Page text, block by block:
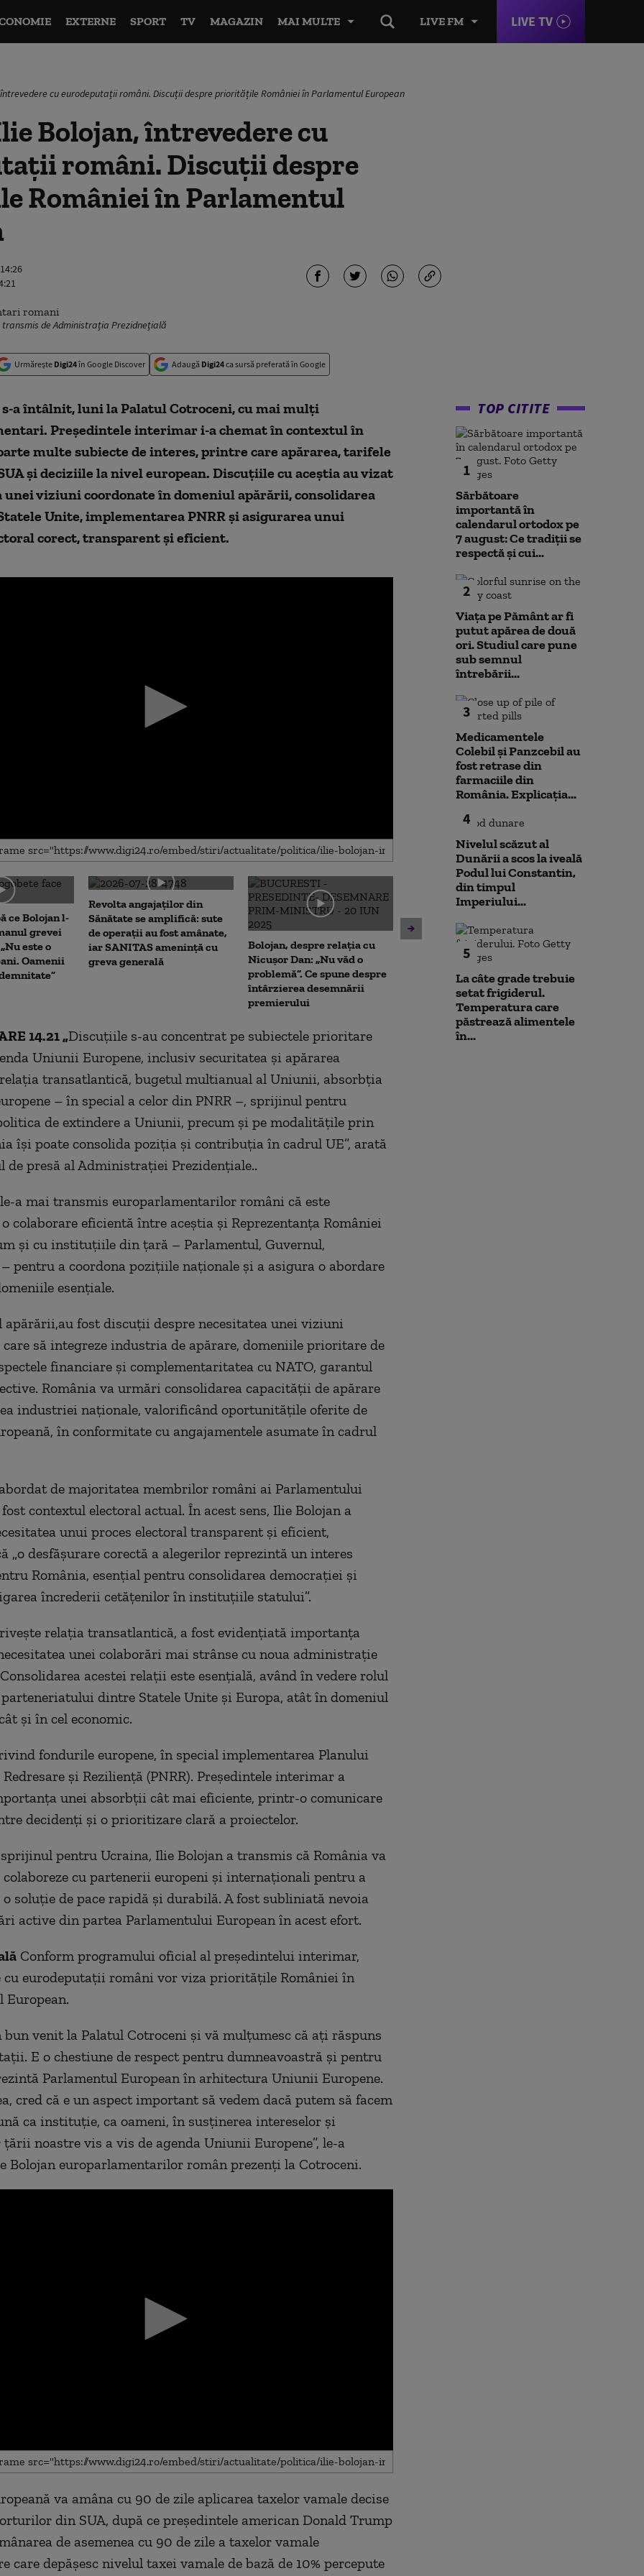
LIVE FM LIVE TV
EXTERNE SPORT TV MAGAZIN MAI MULTE
cu eurodeputații români. Discuții despre prioritățile României în Parlamentul European
Bolojan, întrevedere cu
români. Discuții despre
României în Parlamentul
de Administrația Prezidnețială
Urmărește Digi24în Google Discover Adaugă Digi24ca sursă preferată în Google
a întâlnit, luni la Palatul Cotroceni, cu mai mulți
Președintele interimar i-a chemat în contextul în
multe subiecte de interes, printre care apărarea, tarifele
și deciziile la nivel european. Discuțiile cu aceștia au vizat
unei viziuni coordonate în domeniul apărării, consolidarea
Unite, implementarea PNRR și asigurarea unui
corect, transparent și eficient.
ce Bolojan l-
grevei
este o
Oamenii
Revolta angajaților din
Sănătate se amplifică: sute
de operații au fost amânate,
iar SANITAS amenință cu
greva generală
Bolojan, despre relația cu
Nicușor Dan: „Nu văd o
problemă”. Ce spune despre
întârzierea desemnării
premierului
Bolojan, apel către români
după oprirea centralei
nucleare de la Cernavodă:
Reduceți consumul de
energie în orele de vârf
vestul și
14.21 „Discuțiile s-au concentrat pe subiectele prioritare
Uniunii Europene, inclusiv securitatea și apărarea
transatlantică, bugetul multianual al Uniunii, absorbția
– în special a celor din PNRR –, sprijinul pentru
de extindere a Uniunii, precum și pe modalitățile prin
își poate consolida poziția și contribuția în cadrul UE”, arată
de presă al Administrației Prezidențiale..
a mai transmis europarlamentarilor români că este
colaborare eficientă între aceștia și Reprezentanța României
și cu instituțiile din țară – Parlamentul, Guvernul,
pentru a coordona pozițiile naționale și a asigura o abordare
esențiale.
apărării,au fost discuții despre necesitatea unei viziuni
care să integreze industria de apărare, domeniile prioritare de
financiare și complementaritatea cu NATO, garantul
România va urmări consolidarea capacității de apărare
industriei naționale, valorificând oportunitățile oferite de
în conformitate cu angajamentele asumate în cadrul
de majoritatea membrilor români ai Parlamentului
contextul electoral actual. În acest sens, Ilie Bolojan a
unui proces electoral transparent și eficient,
„o desfășurare corectă a alegerilor reprezintă un interes
România, esențial pentru consolidarea democrației și
încrederii cetățenilor în instituțiile statului”.
relația transatlantică, a fost evidențiată importanța
unei colaborări mai strânse cu noua administrație
acestei relații este esențială, având în vedere rolul
dintre Statele Unite și Europa, atât în domeniul
și în cel economic.
fondurile europene, în special implementarea Planului
și Reziliență (PNRR). Președintele interimar a
unei absorbții cât mai eficiente, printr-o comunicare
decidenți și o prioritizare clară a proiectelor.
pentru Ucraina, Ilie Bolojan a transmis că România va
cu partenerii europeni și internaționali pentru a
soluție de pace rapidă și durabilă. A fost subliniată nevoia
active din partea Parlamentului European în acest efort.
Conform programului oficial al președintelui interimar,
cu eurodeputații români vor viza prioritățile României în
European.
bun venit la Palatul Cotroceni și vă mulțumesc că ați răspuns
E o chestiune de respect pentru dumneavoastră și pentru
Parlamentul European în arhitectura Uniunii Europene.
cred că e un aspect important să vedem dacă putem să facem
ca instituție, ca oameni, în susținerea intereselor și
noastre vis a vis de agenda Uniunii Europene”, le-a
Bolojan europarlamentarilor român prezenți la Cotroceni.
va amâna cu 90 de zile aplicarea taxelor vamale decise
din SUA, după ce președintele american Donald Trump
de asemenea cu 90 de zile a taxelor vamale
care depășesc nivelul taxei vamale de bază de 10% percepute
TOP CITITE
1
Sărbătoare
importantă în
calendarul ortodox pe
7 august: Ce tradiții se
respectă și cui...
2
Viața pe Pământ ar fi
putut apărea de două
ori. Studiul care pune
sub semnul
întrebării...
3
Medicamentele
Colebil și Panzcebil au
fost retrase din
farmaciile din
România. Explicația...
4
Nivelul scăzut al
Dunării a scos la iveală
Podul lui Constantin,
din timpul
Imperiului...
5
La câte grade trebuie
setat frigiderul.
Temperatura care
păstrează alimentele
în...